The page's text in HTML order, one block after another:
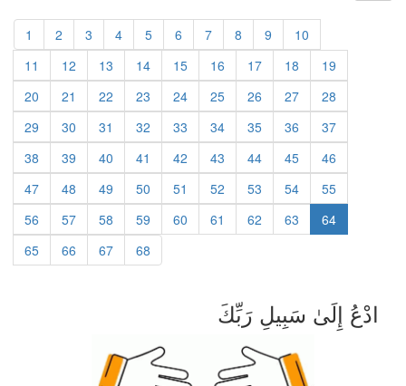
1 2 3 4 5 6 7 8 9
10
11
12 13 14 15 16 17 18
19
20
21 22 23 24 25 26 27
28
29
30 31 32 33 34 35 36
37
38
39 40 41 42 43 44 45
46
47
48 49 50 51 52 53 54
55
56
57 58 59 60 61 62 63
64
65
66 67 68
ادْعُ إِلَىٰ سَبِيلِ رَبِّكَ